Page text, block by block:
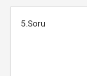
5.Soru